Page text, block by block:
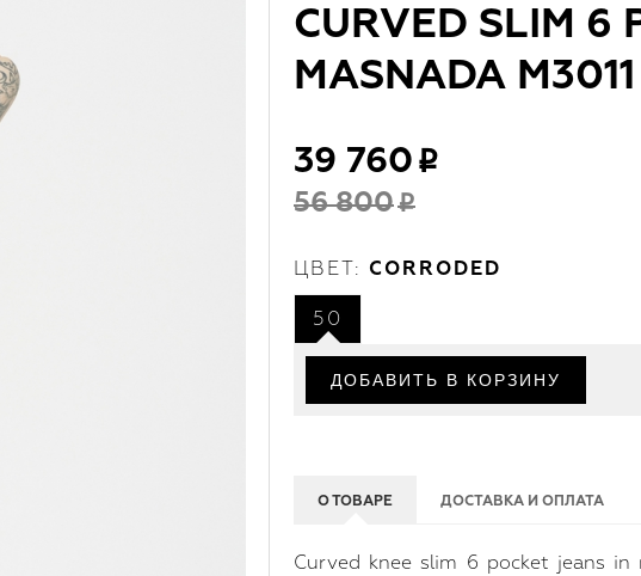
CURVED SLIM 6
MASNADA
39 760
56 800
ЦВЕТ: CORRODED
50
О ТОВАРЕ ДОСТАВКА И ОПЛАТА
Curved knee slim 6 pocket jeans